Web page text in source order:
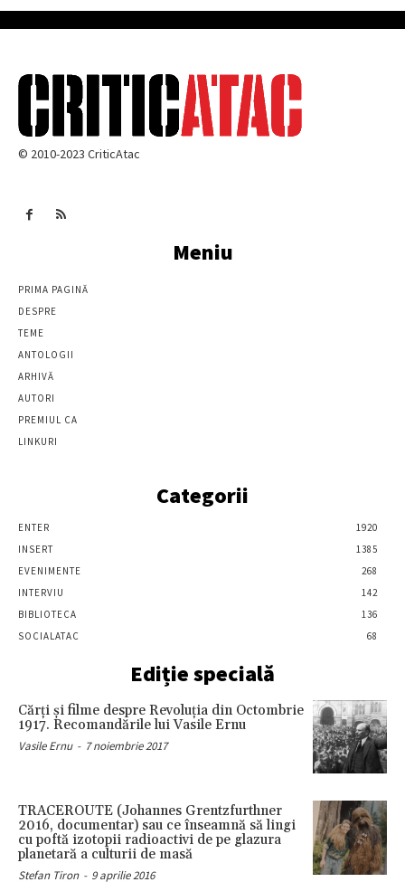
© 2010-2023 CriticAtac
Meniu
PRIMA PAGINĂ
DESPRE
TEME
ANTOLOGII
ARHIVĂ
AUTORI
PREMIUL CA
LINKURI
Categorii
ENTER
1920
INSERT
1385
EVENIMENTE
268
INTERVIU
142
BIBLIOTECA
136
SOCIALATAC
68
Ediție specială
Cărţi şi filme despre Revoluţia din Octombrie
1917. Recomandările lui Vasile Ernu
Vasile Ernu - 7 noiembrie 2017
TRACEROUTE (Johannes Grentzfurthner
2016, documentar) sau ce înseamnă să lingi
cu poftă izotopii radioactivi de pe glazura
planetară a culturii de masă
Stefan Tiron - 9 aprilie 2016